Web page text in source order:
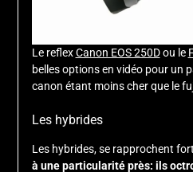
Le reflexCanon EOS 250Dou le
belles options en vidéo pour un
canon étant moins cher que le
Les hybrides
Les hybrides, se rapprochent
à une particularité près: ils